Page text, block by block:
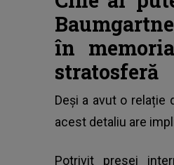
în
stratosferă
Deși a avut o relație
acest detaliu are
Potrivit presei